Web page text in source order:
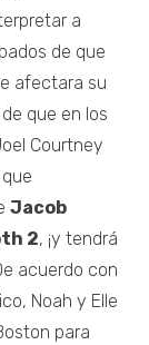
a
de que
afectara su
que en los
Courtney
Jacob
2, ¡y tendrá
acuerdo con
Noah y Elle
para